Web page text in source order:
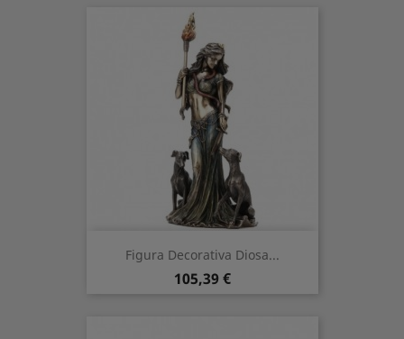
Figura Decorativa Diosa...
Prezzo
105,39 €